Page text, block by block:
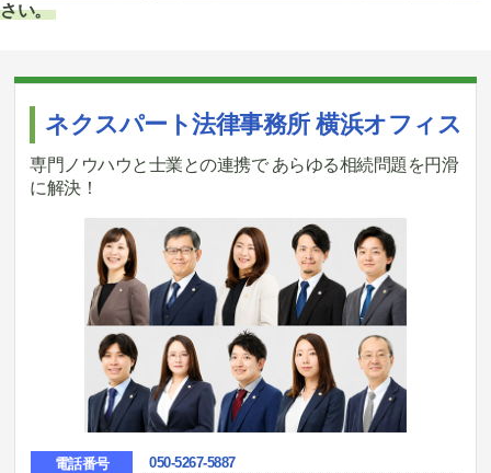
さい。
ネクスパート法律事務所 横浜オフィス
専門ノウハウと士業との連携で あらゆる相続問題を円滑
に解決！
電話番号 050-5267-5887